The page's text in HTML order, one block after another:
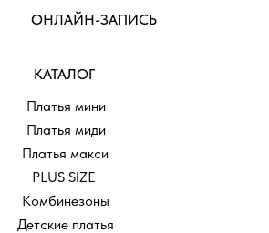
ОНЛАЙН-ЗАПИСЬ
КАТАЛОГ
Платья мини
Платья миди
Платья макси
PLUS SIZE
Детские платья
Комбинезоны